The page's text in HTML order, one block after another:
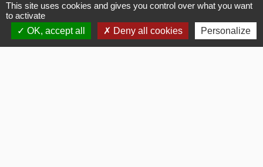
Flash Infos
chevron_leftPrevious
chevron_right
Next
This site uses cookies and gives you control over what you want
to activate
OK, accept all
Deny all cookies Personalize